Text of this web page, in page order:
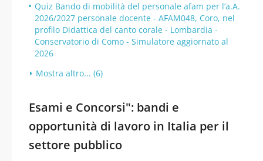
Quiz Bando di mobilità del personale afam per l’a.A.
2026/2027 personale docente - AFAM048, Coro, nel
profilo Didattica del canto corale - Lombardia -
Conservatorio di Como - Simulatore aggiornato al
2026
Mostra altro... (6)
Esami e Concorsi": bandi e
opportunità di lavoro in Italia per il
settore pubblico